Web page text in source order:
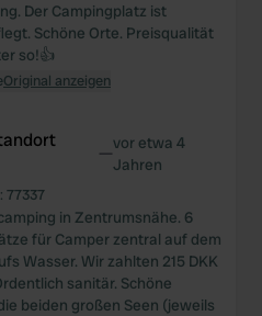
Der Campingplatz ist
Schöne Orte. Preisqualität
so!👍
Original anzeigen
—vor etwa 4
Jahren
77337
in Zentrumsnähe. 6
für Camper zentral auf dem
Wasser. Wir zahlten 215 DKK
sanitär. Schöne
beiden großen Seen (jeweils